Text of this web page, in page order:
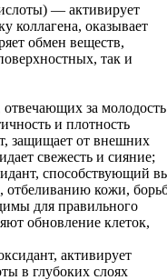
— активирует
коллагена, оказывает
обмен веществ,
так и
отвечающих за
и плотность
защищает от внешних
свежесть и сияние;
способствующий
кожи,
для правильного
обновление клеток,
активирует
в глубоких слоях